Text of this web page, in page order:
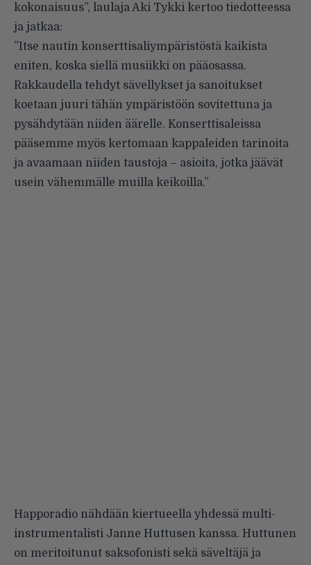
kokonaisuus”, laulaja Aki Tykki kertoo tiedotteessa
ja jatkaa:
”Itse nautin konserttisaliympäristöstä kaikista
eniten, koska siellä musiikki on pääosassa.
Rakkaudella tehdyt sävellykset ja sanoitukset
koetaan juuri tähän ympäristöön sovitettuna ja
pysähdytään niiden äärelle. Konserttisaleissa
pääsemme myös kertomaan kappaleiden tarinoita
ja avaamaan niiden taustoja – asioita, jotka jäävät
usein vähemmälle muilla keikoilla.”
Happoradio nähdään kiertueella yhdessä multi-
instrumentalisti Janne Huttusen kanssa. Huttunen
on meritoitunut saksofonisti sekä säveltäjä ja